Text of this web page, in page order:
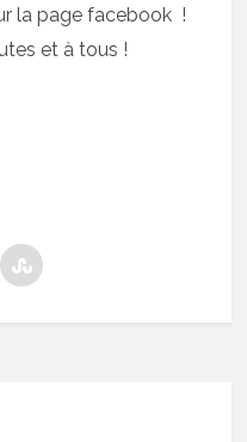
la page facebook !
et à tous !